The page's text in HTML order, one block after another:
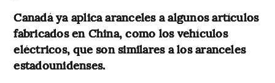
Canadá ya aplica aranceles a algunos artículos
fabricados en China, como los vehículos
eléctricos, que son similares a los aranceles
estadounidenses.